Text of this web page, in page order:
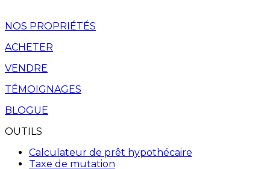
NOS PROPRIÉTÉS
ACHETER
VENDRE
TÉMOIGNAGES
BLOGUE
OUTILS
Calculateur de prêt hypothécaire
Taxe de mutation